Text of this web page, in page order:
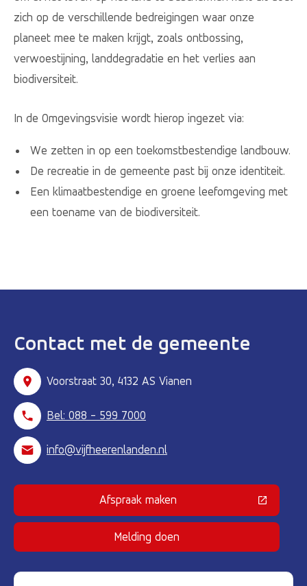
zich op de verschillende bedreigingen waar onze
planeet mee te maken krijgt, zoals ontbossing,
verwoestijning, landdegradatie en het verlies aan
biodiversiteit.
In de Omgevingsvisie wordt hierop ingezet via:
We zetten in op een toekomstbestendige landbouw.
De recreatie in de gemeente past bij onze identiteit.
Een klimaatbestendige en groene leefomgeving met
een toename van de biodiversiteit.
Contact met de gemeente
Voorstraat 30, 4132 AS Vianen
Bel: 088 - 599 7000
info@vijfheerenlanden.nl
Afspraak maken(Deze link gaat naar een externe
Melding doen